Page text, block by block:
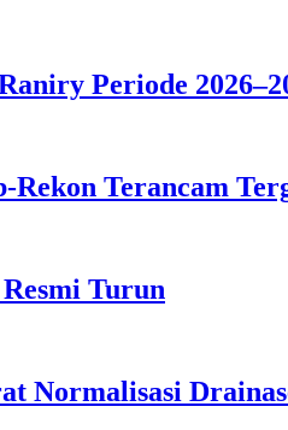
Periode
Terancam
Turun
Normalisasi